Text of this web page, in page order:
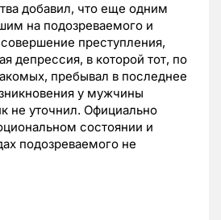
добавил, что еще одним
на подозреваемого и
преступления,
депрессия, в которой тот, по
пребывал в последнее
у мужчины
не уточнил. Официально
состоянии и
подозреваемого не